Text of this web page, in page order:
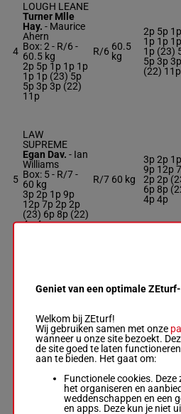
4
LOUGH LEANE
Turner Mlle
Hay. - Maurice
Ahern
Box: 2 - R/6 -
60.5 kg
2p 5p 1p 1p 1p
1p 1p (23) 5p
5p 3p 3p (22)
11p
R/6 60.5
kg
2p 5p 1p
1p 1p 1p
1p (23)
5p 3p 3p
(22) 11p
5
LAW
SUPREME
Egan Dav. - Ian
Williams
Box: 5 - R/7 -
60 kg
3p 2p 1p 9p
12p 7p 2p 2p
(23) 6p 8p (22)
4p 4p
R/7 60 kg
3p 2p 1p
9p 12p
2p 2p
6p 8p
4p 4p
Rawlinson A.
Appleby M.
60 kg
1p 2p 2p 11p
2p 3p 6p 2p 1p
6p 2p 3p
1p 2p 2p
EAGLE DAY
Marquand T.-
P D Evans
1p 7p 5p
9p 3p 5p
Geniet van een optimale
Welkom bij ZEturf!
Wij gebruiken samen met onze
wanneer u onze site bezoekt.
de site goed te laten
aan te bieden. Het gaat om:
Functionele cookies.
het organiseren en
weddenschappen en een
en apps. Deze kun je niet